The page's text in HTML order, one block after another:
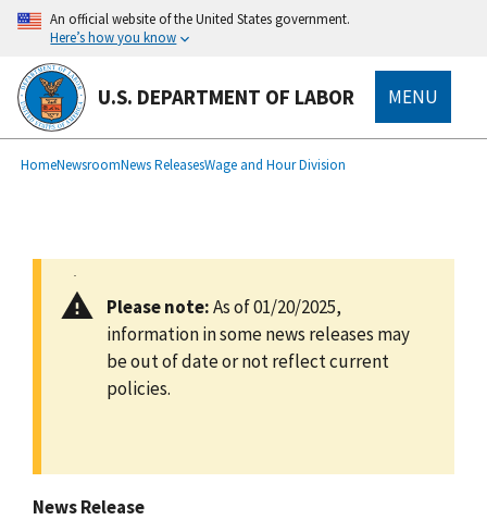
main
content
An official website of the United States government.
Here’s how you know
U.S. DEPARTMENT OF LABOR MENU
Breadcrumb
HomeNewsroomNews ReleasesWage and Hour Division
Please note:As of 01/20/2025,
information in some news releases may
be out of date or not reflect current
policies.
News Release